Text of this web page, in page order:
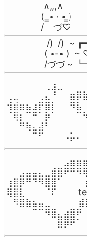
∧,,,∧
(  ̳• · • ̳)
/    づ♡
/)  /)  ~
( •-• )  ~
/づづ
⢰⣿⡿⠛⠙⠻⣿⣿⠁⠀⠀
⢿⣿⣇⠀⠀⠀⠈⠏⠀⠀⠀
⠀⠻⣿⣷⣦⣤⣀⠀⠀⠀